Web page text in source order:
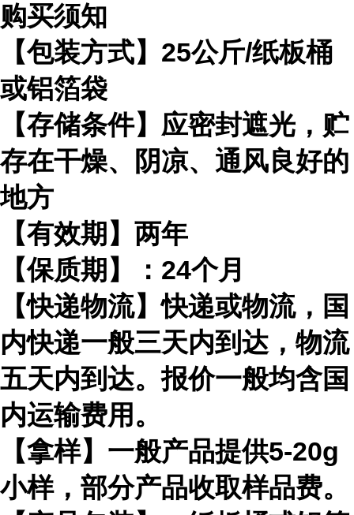
购买须知
【包装方式】25公斤/纸板桶
或铝箔袋
【存储条件】应密封遮光，贮
存在干燥、阴凉、通风良好的
地方
【有效期】两年
【保质期】：24个月
【快递物流】快递或物流，国
内快递一般三天内到达，物流
五天内到达。报价一般均含国
内运输费用。
【拿样】一般产品提供5-20g
小样，部分产品收取样品费。